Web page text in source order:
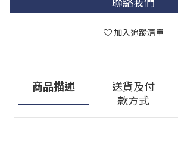
加入追蹤清單
商品描述
送貨及付
款方式